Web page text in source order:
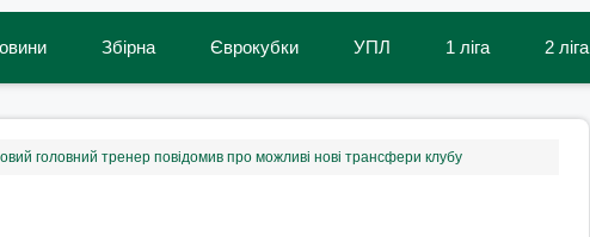
Збірна Єврокубки УПЛ 1 ліга 2 ліга
головний тренер повідомив про можливі нові трансфери клубу